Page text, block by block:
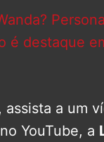
é destaque
assista a um
YouTube, a